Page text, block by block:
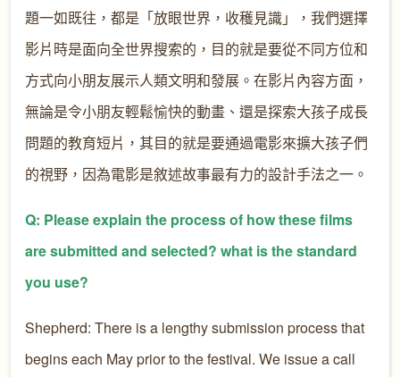
題一如既往，都是「放眼世界，收穫見識」，我們選擇
影片時是面向全世界搜索的，目的就是要從不同方位和
方式向小朋友展示人類文明和發展。在影片內容方面，
無論是令小朋友輕鬆愉快的動畫、還是探索大孩子成長
問題的教育短片，其目的就是要通過電影來擴大孩子們
的視野，因為電影是敘述故事最有力的設計手法之一。
Q: Please explain the process of how these films
are submitted and selected? what is the standard
you use?
Shepherd: There is a lengthy submission process that
begins each May prior to the festival. We issue a call